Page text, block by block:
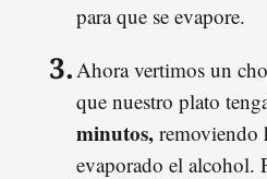
para que se evapore.
Ahora vertimos un
que nuestro plato
minutos, removiendo
evaporado el alcohol.